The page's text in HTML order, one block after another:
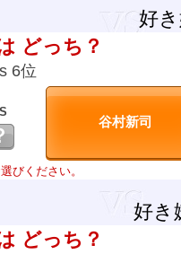
好
どっち？
6位
びください。
好き
どっち？